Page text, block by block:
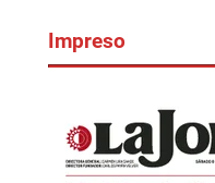
Impreso